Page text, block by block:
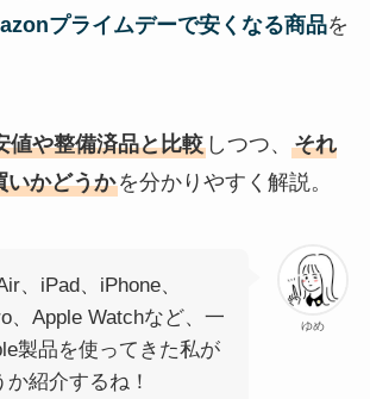
プライムデーで安くなる商品を
値や整備済品と比較しつつ、 それ
いかどうかを分かりやすく解説。
ゆめ
、iPad、iPhone、
、Apple Watchなど、一
製品を使ってきた私が
紹介するね！